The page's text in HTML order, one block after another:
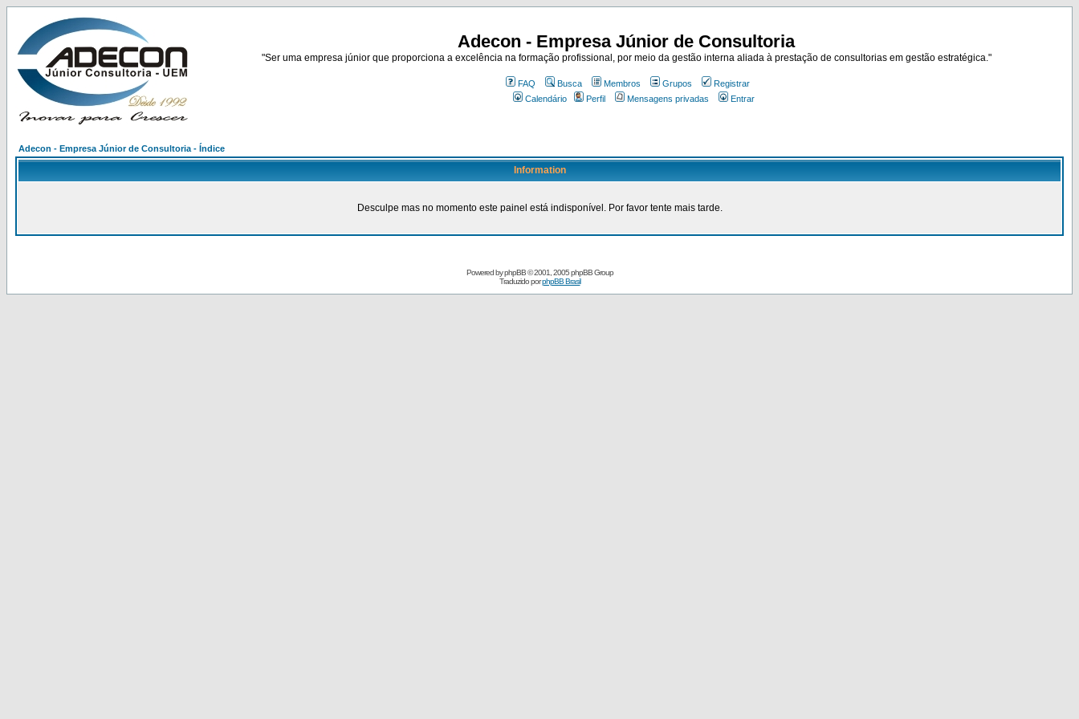
Adecon - Empresa Júnior de Consultoria
"Ser uma empresa júnior que proporciona a excelência na formação profissional, por meio da gestão interna aliada à prestação de consultorias em gestão estratégica."
FAQ Busca Membros Grupos
Registrar
Calendário
Perfil Mensagens privadas Entrar
Adecon - Empresa Júnior de Consultoria - Índice
Information
Desculpe mas no momento este painel está indisponível. Por favor tente mais tarde.
Powered byphpBB© 2001, 2005 phpBB Group
Traduzido porphpBB Brasil